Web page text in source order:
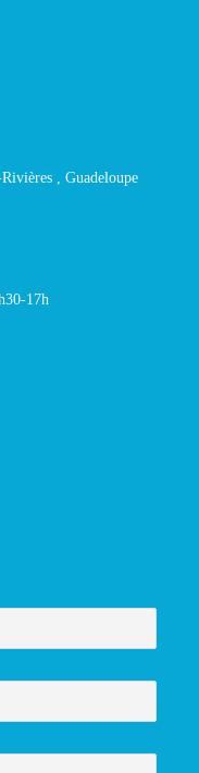
, Guadeloupe
17h